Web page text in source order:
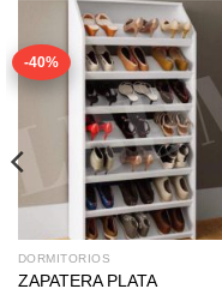
-40%
DORMITORIOS
ZAPATERA PLATA